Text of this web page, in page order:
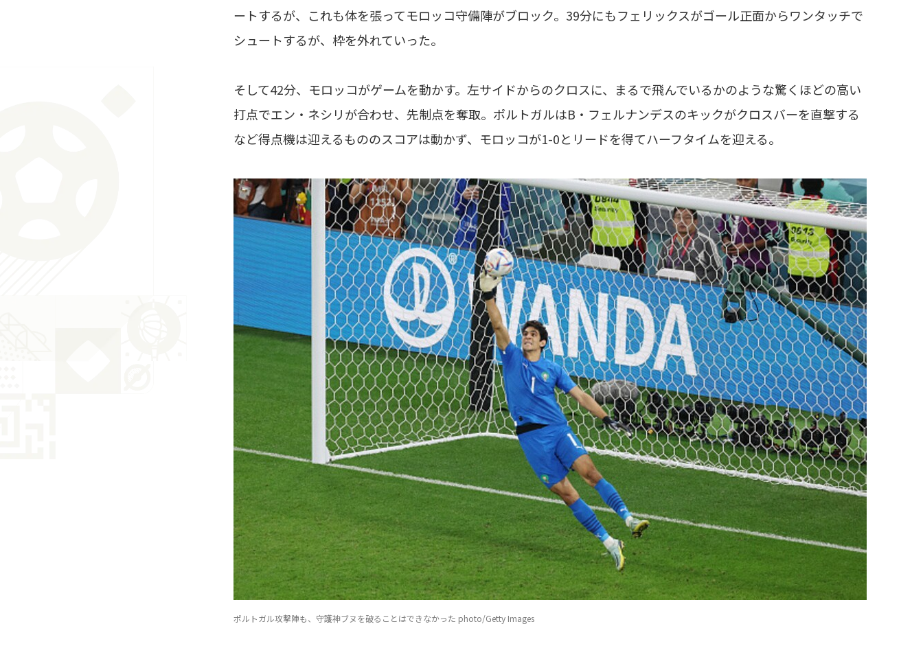
ートするが、これも体を張ってモロッコ守備陣がブロック。39分にもフェリックスがゴール正面からワンタッチで
シュートするが、枠を外れていった。
そして42分、モロッコがゲームを動かす。左サイドからのクロスに、まるで飛んでいるかのような驚くほどの高い
打点でエン・ネシリが合わせ、先制点を奪取。ポルトガルはB・フェルナンデスのキックがクロスバーを直撃する
など得点機は迎えるもののスコアは動かず、モロッコが1-0とリードを得てハーフタイムを迎える。
ポルトガル攻撃陣も、守護神ブヌを破ることはできなかった photo/Getty Images